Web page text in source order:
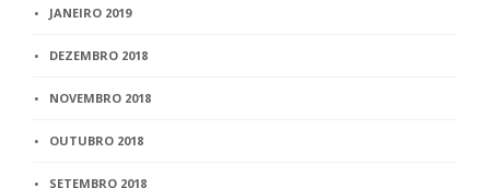
JANEIRO 2019
DEZEMBRO 2018
NOVEMBRO 2018
OUTUBRO 2018
SETEMBRO 2018